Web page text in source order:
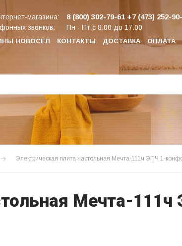
НОВОСЕЛ КОНТАКТЫ ДОСТАВКА ОПЛАТА
магазина: 8 (800) 302-79-61 +7 (473) 252-
звонков: Пн - Пт с 8.00 до 17.00
Электрическая плита настольная Мечта-111ч ЭПЧ 1-
Мечта-